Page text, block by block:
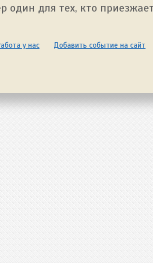
один для тех, кто
у нас Добавить событие на сайт